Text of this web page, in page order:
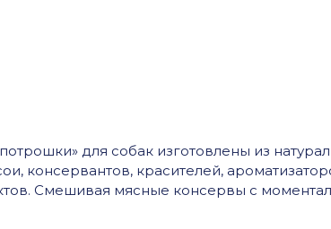
для собак изготовлены из
консервантов, красителей,
Смешивая мясные консервы с